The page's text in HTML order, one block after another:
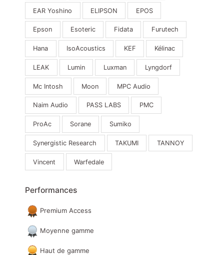
EAR Yoshino ELIPSON EPOS
Epson Esoteric Fidata Furutech
Hana IsoAcoustics KEF Kélinac
LEAK Lumin Luxman Lyngdorf
Mc Intosh Moon MPC Audio
Naim Audio PASS LABS PMC
ProAc Sorane Sumiko
Synergistic Research TAKUMI TANNOY
Vincent Warfedale
Performances
Premium Access
Moyenne gamme
Haut de gamme